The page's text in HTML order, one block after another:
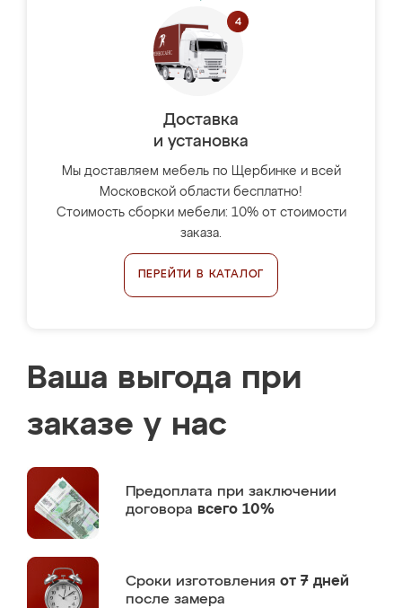
Доставка
и установка
Мы доставляем мебель по Щербинке и всей
Московской области бесплатно!
Стоимость сборки мебели: 10% от стоимости
заказа.
ПЕРЕЙТИ В КАТАЛОГ
Ваша выгода при
заказе у нас
Предоплата при заключении
договора всего 10%
Сроки изготовления от 7 дней
после замера